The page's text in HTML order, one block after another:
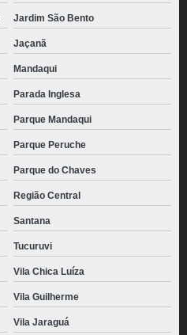
Jardim São Bento
Jaçanã
Mandaqui
Parada Inglesa
Parque Mandaqui
Parque Peruche
Parque do Chaves
Região Central
Santana
Tucuruvi
Vila Chica Luíza
Vila Guilherme
Vila Jaraguá